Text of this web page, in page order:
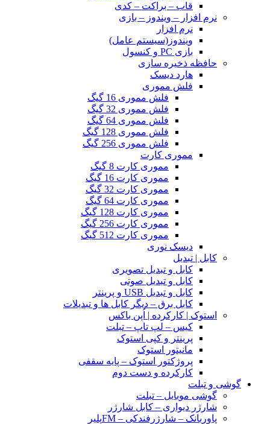
قاب – براکت – کدی
نرم افزار – ویندوز – بازی
نرم افزار
ویندوز(سیستم عامل)
بازی PC و کنسول
حافظه ذخیره سازی
هارد دیسک
فلش مموری
فلش مموری 16 گیگ
فلش مموری 32 گیگ
فلش مموری 64 گیگ
فلش مموری 128 گیگ
فلش مموری 256 گیگ
مموری کارت
مموری کارت 8 گیگ
مموری کارت 16 گیگ
مموری کارت 32 گیگ
مموری کارت 64 گیگ
مموری کارت 128 گیگ
مموری کارت 256 گیگ
مموری کارت 512 گیگ
دیسک نوری
کابل | تبدیل
کابل و تبدیل تصویری
کابل و تبدیل صوتی
کابل و تبدیل USB و پرینتر
کابل برق – دیگر کابل ها و تبدیلات
استوک | کارکرده | اُپن باکس
کیس – لپ تاپ – تبلت
پرینتر و کپی استوک
مانیتور استوک
پروژکتور استوک – پایه سقفی
کارکرده و دست دوم
گوشی و تبلت
گوشی موبایل – تبلت
شارژر دیواری – کابل شارژر
پاوربانک – شارژرفندکی – FMپلیر